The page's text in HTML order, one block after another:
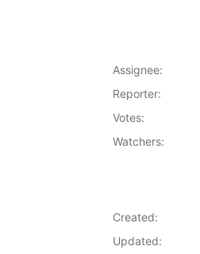
Assignee:
Reporter:
Votes:
Watchers:
Created:
Updated: